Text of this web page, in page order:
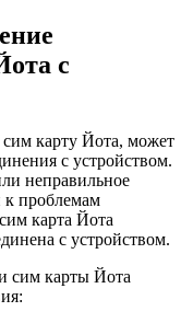
с
карту Йота, может
с устройством.
неправильное
к проблемам
карта Йота
с устройством.
сим карты Йота